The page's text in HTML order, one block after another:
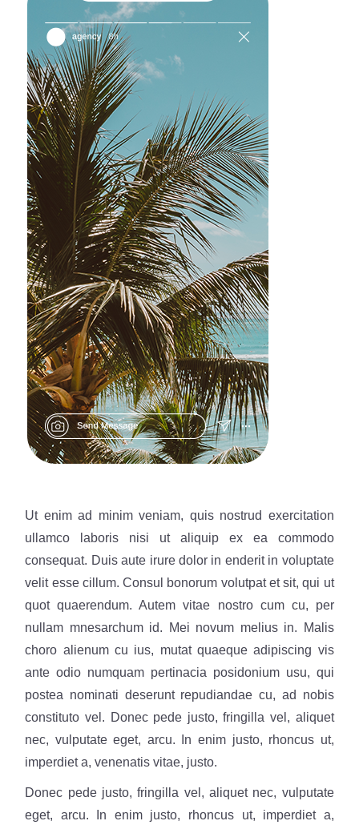
Ut enim ad minim veniam, quis nostrud exercitation
ullamco laboris nisi ut aliquip ex ea commodo
consequat. Duis aute irure dolor in enderit in voluptate
velit esse cillum. Consul bonorum volutpat et sit, qui ut
quot quaerendum. Autem vitae nostro cum cu, per
nullam mnesarchum id. Mei novum melius in. Malis
choro alienum cu ius, mutat quaeque adipiscing vis
ante odio numquam pertinacia posidonium usu, qui
postea nominati deserunt repudiandae cu, ad nobis
constituto vel. Donec pede justo, fringilla vel, aliquet
nec, vulputate eget, arcu. In enim justo, rhoncus ut,
imperdiet a, venenatis vitae, justo.
Donec pede justo, fringilla vel, aliquet nec, vulputate
eget, arcu. In enim justo, rhoncus ut, imperdiet a,